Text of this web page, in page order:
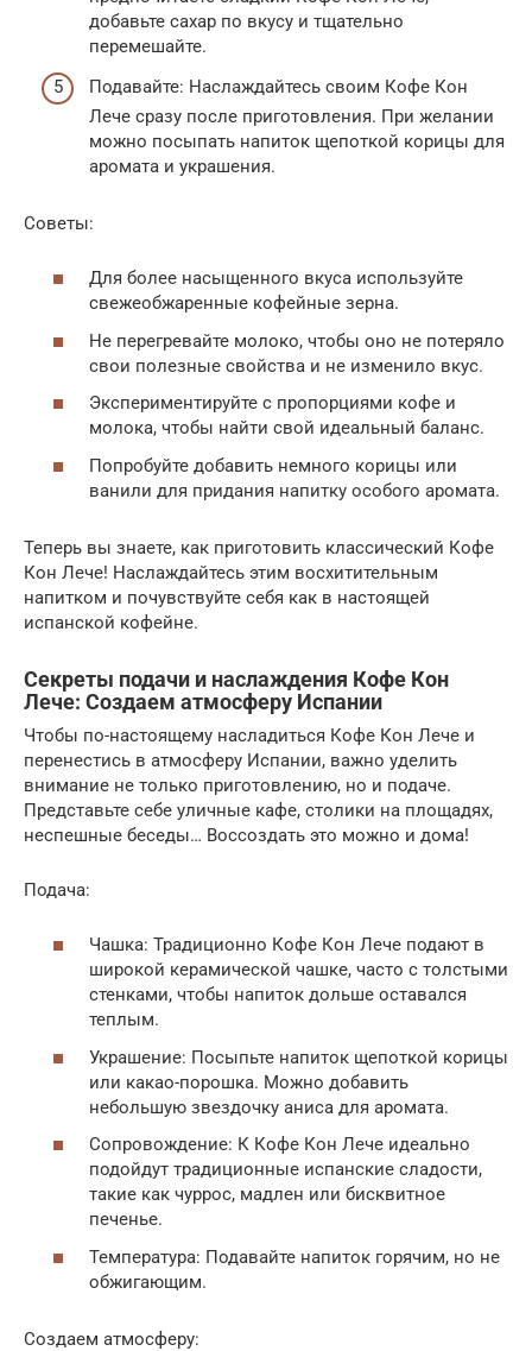
добавьте сахар по вкусу и тщательно
перемешайте.
Подавайте: Наслаждайтесь своим Кофе Кон
Лече сразу после приготовления. При желании
можно посыпать напиток щепоткой корицы для
аромата и украшения.
Советы:
Для более насыщенного вкуса используйте
свежеобжаренные кофейные зерна.
Не перегревайте молоко, чтобы оно не потеряло
свои полезные свойства и не изменило вкус.
Экспериментируйте с пропорциями кофе и
молока, чтобы найти свой идеальный баланс.
Попробуйте добавить немного корицы или
ванили для придания напитку особого аромата.
Теперь вы знаете, как приготовить классический Кофе
Кон Лече! Наслаждайтесь этим восхитительным
напитком и почувствуйте себя как в настоящей
испанской кофейне.
Секреты подачи и наслаждения Кофе Кон
Лече: Создаем атмосферу Испании
Чтобы по-настоящему насладиться Кофе Кон Лече и
перенестись в атмосферу Испании, важно уделить
внимание не только приготовлению, но и подаче.
Представьте себе уличные кафе, столики на площадях,
неспешные беседы… Воссоздать это можно и дома!
Подача:
Чашка: Традиционно Кофе Кон Лече подают в
широкой керамической чашке, часто с толстыми
стенками, чтобы напиток дольше оставался
теплым.
Украшение: Посыпьте напиток щепоткой корицы
или какао-порошка. Можно добавить
небольшую звездочку аниса для аромата.
Сопровождение: К Кофе Кон Лече идеально
подойдут традиционные испанские сладости,
такие как чуррос, мадлен или бисквитное
печенье.
Температура: Подавайте напиток горячим, но не
обжигающим.
Создаем атмосферу: